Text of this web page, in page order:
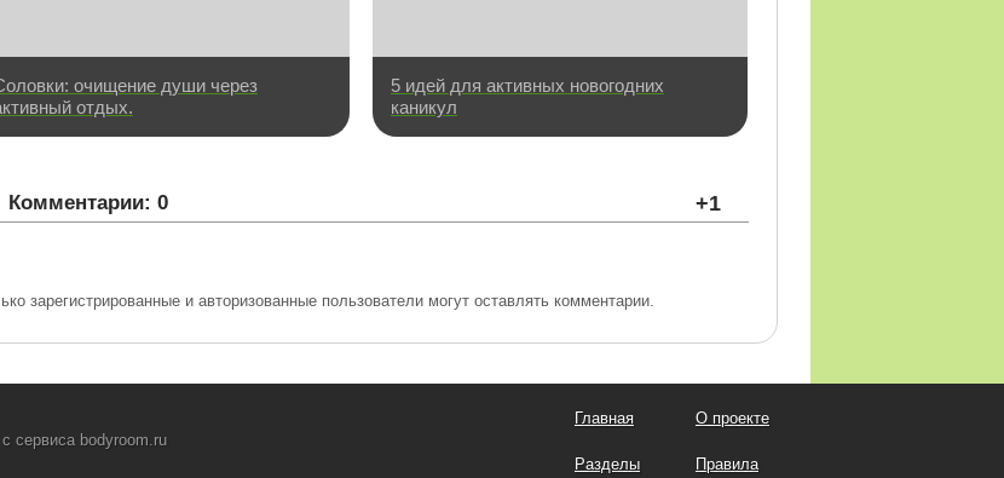
очищение души через
отдых.
5 идей для активных новогодних
каникул
Комментарии: 0 +1
зарегистрированные и авторизованные пользователи могут оставлять комментарии.
сервиса bodyroom.ru
Главная О проекте
Разделы Правила